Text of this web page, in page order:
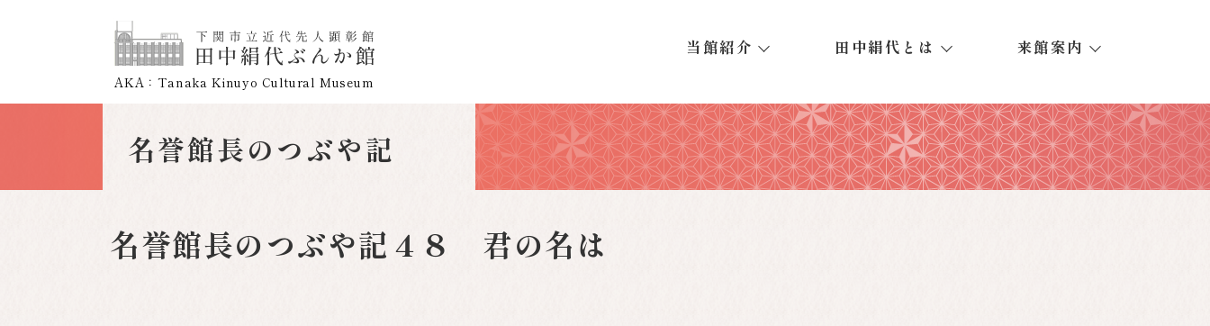
AKA：Tanaka Kinuyo Cultural Museum
当館紹介 田中絹代とは 来館案内
名誉館長のつぶや記
名誉館長のつぶや記４８ 君の名は